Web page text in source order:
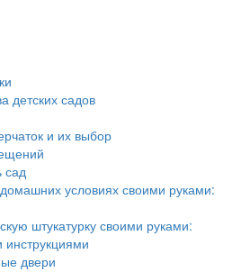
детских садов
и их выбор
сад
домашних условиях своими руками:
штукатурку своими руками:
инструкциями
двери